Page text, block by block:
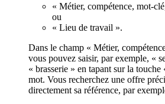
« Métier, compétence, mot-
ou
« Lieu de travail ».
Dans le champ « Métier,
vous pouvez saisir, par exemple, «
« brasserie » en tapant sur la touche
mot. Vous recherchez une offre
directement sa référence, par